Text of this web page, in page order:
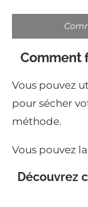
Comment
Vous pouvez
pour sécher
méthode.
Vous pouvez
Découvrez